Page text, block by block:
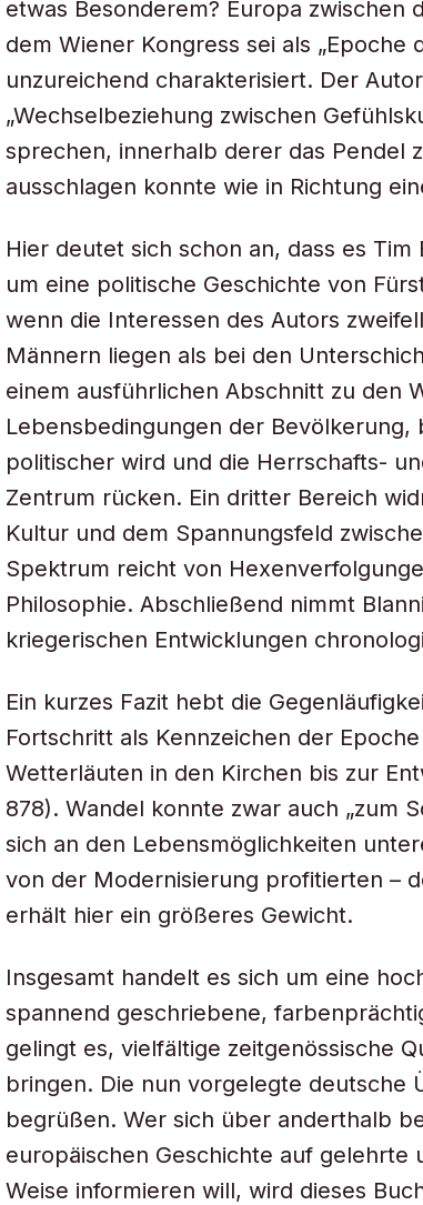
etwas Besonderem? Europa zwischen
dem Wiener Kongress sei als „Epoche
unzureichend charakterisiert. Der
„Wechselbeziehung zwischen
sprechen, innerhalb derer das Pendel
ausschlagen konnte wie in Richtung
Hier deutet sich schon an, dass es
um eine politische Geschichte von
wenn die Interessen des Autors
Männern liegen als bei den
einem ausführlichen Abschnitt zu den
Lebensbedingungen der Bevölkerung,
politischer wird und die Herrschafts-
Zentrum rücken. Ein dritter Bereich
Kultur und dem Spannungsfeld
Spektrum reicht von
Philosophie. Abschließend nimmt
kriegerischen Entwicklungen
Ein kurzes Fazit hebt die
Fortschritt als Kennzeichen der
Wetterläuten in den Kirchen bis zur
878). Wandel konnte zwar auch „zum
sich an den Lebensmöglichkeiten
von der Modernisierung profitierten –
erhält hier ein größeres Gewicht.
Insgesamt handelt es sich um eine
spannend geschriebene,
gelingt es, vielfältige zeitgenössische
bringen. Die nun vorgelegte deutsche
begrüßen. Wer sich über anderthalb
europäischen Geschichte auf gelehrte
Weise informieren will, wird dieses